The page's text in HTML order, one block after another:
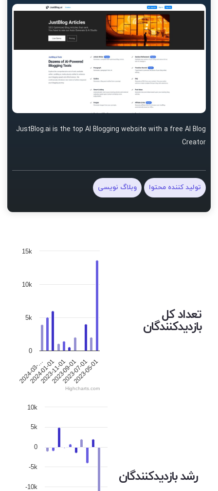
JustBlog.ai is the top AI Blogging website with a free AI Blog
Creator
تولید کننده محتوا وبلاگ نویسی
تعداد کل
بازدیدکنندگان
2024-03-…
2024-01-01
2023-11-01
2023-09-01
2023-07-01
2023-05-01
0
5k
10k
15k
Highcharts.com
رشد بازدیدکنندگان
-10k
-5k
0
5k
10k